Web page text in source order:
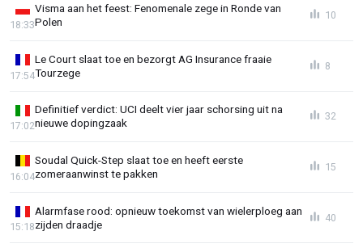
Visma aan het feest: Fenomenale zege in Ronde van
Polen
18:33
10
Le Court slaat toe en bezorgt AG Insurance fraaie
Tourzege
17:54
8
Definitief verdict: UCI deelt vier jaar schorsing uit na
nieuwe dopingzaak
17:02
32
Soudal Quick-Step slaat toe en heeft eerste
zomeraanwinst te pakken
16:04
15
Alarmfase rood: opnieuw toekomst van wielerploeg aan
zijden draadje
15:18
40